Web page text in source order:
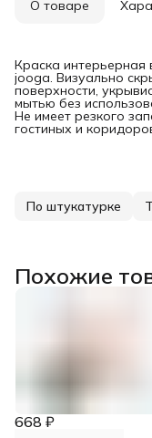
О товаре
Краска интерьерная
jooga. Визуально
поверхности,
мытью без
Не имеет резкого
гостиных и
По штукатурке
Похожие
668 ₽